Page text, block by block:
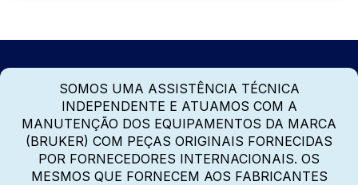
SOMOS UMA ASSISTÊNCIA TÉCNICA
INDEPENDENTE E ATUAMOS COM A
MANUTENÇÃO DOS EQUIPAMENTOS DA MARCA
(BRUKER) COM PEÇAS ORIGINAIS FORNECIDAS
POR FORNECEDORES INTERNACIONAIS. OS
MESMOS QUE FORNECEM AOS FABRICANTES